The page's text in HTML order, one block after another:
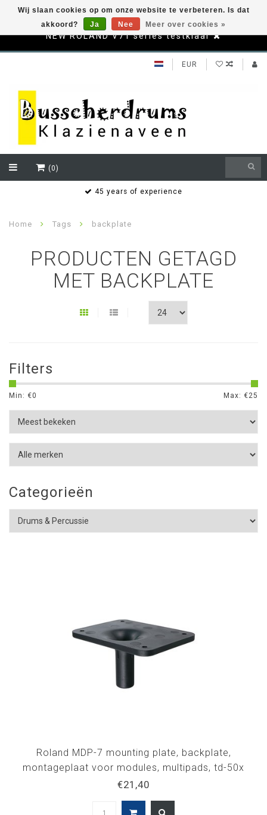
NEW ROLAND V71 series testklaar
EUR
(0)
45 years of experience
Home Tags backplate
PRODUCTEN GETAGD
MET BACKPLATE
Filters
Min: €0 Max: €25
Categorieën
Roland MDP-7 mounting plate, backplate,
montageplaat voor modules, multipads, td-50x
€21,40
Wij slaan cookies op om onze website te verbeteren. Is dat
akkoord?
Ja Nee Meer over cookies »